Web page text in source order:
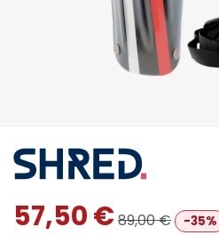
57,50€89,00€ -35%